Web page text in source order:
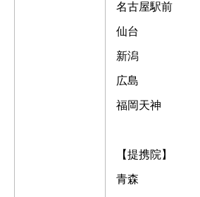
名古屋駅前
仙台
新潟
広島
福岡天神
【提携院】
青森